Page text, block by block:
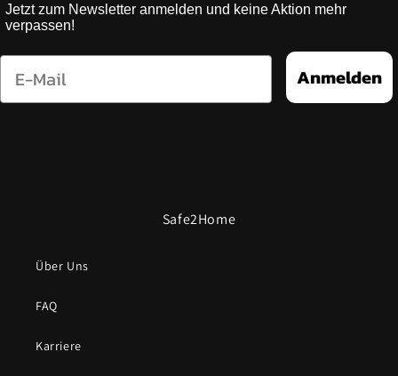
Jetzt zum Newsletter anmelden und keine Aktion mehr
verpassen!
Email Anmelden
Safe2Home
Über Uns
FAQ
Karriere